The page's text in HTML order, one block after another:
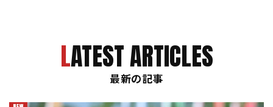
LATEST ARTICLES
最新の記事